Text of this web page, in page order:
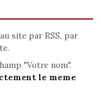
site par RSS, par
"Votre nom".
le meme